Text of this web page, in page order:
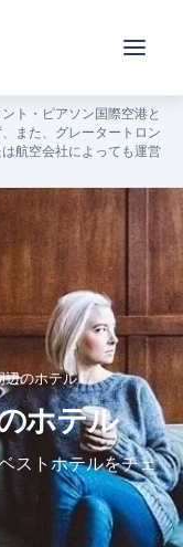
ト・ピアソン国際空港と
また、グレータートロン
航空会社によっても運営
辺のホテル
ホテル
ストホテルをチェ